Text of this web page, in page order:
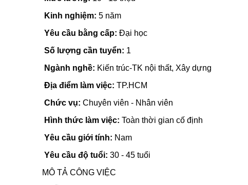
Kinh nghiệm: 5 năm
Yêu cầu bằng cấp: Đại học
Số lượng cần tuyển: 1
Ngành nghề: Kiến trúc-TK nội thất, Xây dựng
Địa điểm làm việc: TP.HCM
Chức vụ: Chuyên viên - Nhân viên
Hình thức làm việc: Toàn thời gian cố định
Yêu cầu giới tính: Nam
Yêu cầu độ tuổi: 30 - 45 tuổi
MÔ TẢ CÔNG VIỆC